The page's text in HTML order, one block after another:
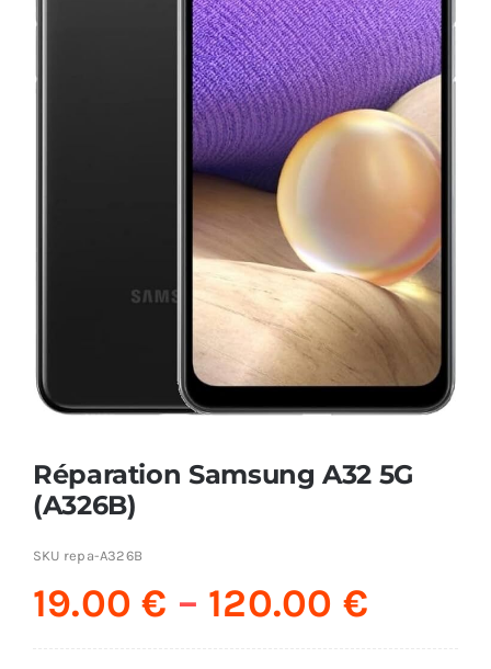
Réparation Samsung A32 5G
(A326B)
SKU repa-A326B
19.00€ – 120.00 €